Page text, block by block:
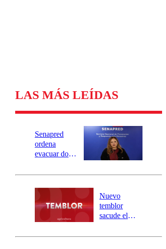
LAS MÁS LEÍDAS
Senapred
ordena
evacuar dos
Carahue por
río Damas:
activa
mensajería
SAE
Nuevo
temblor
sacude el
revisa la